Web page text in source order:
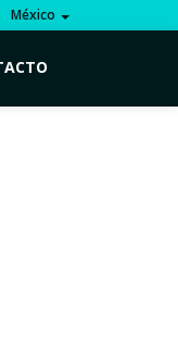
México